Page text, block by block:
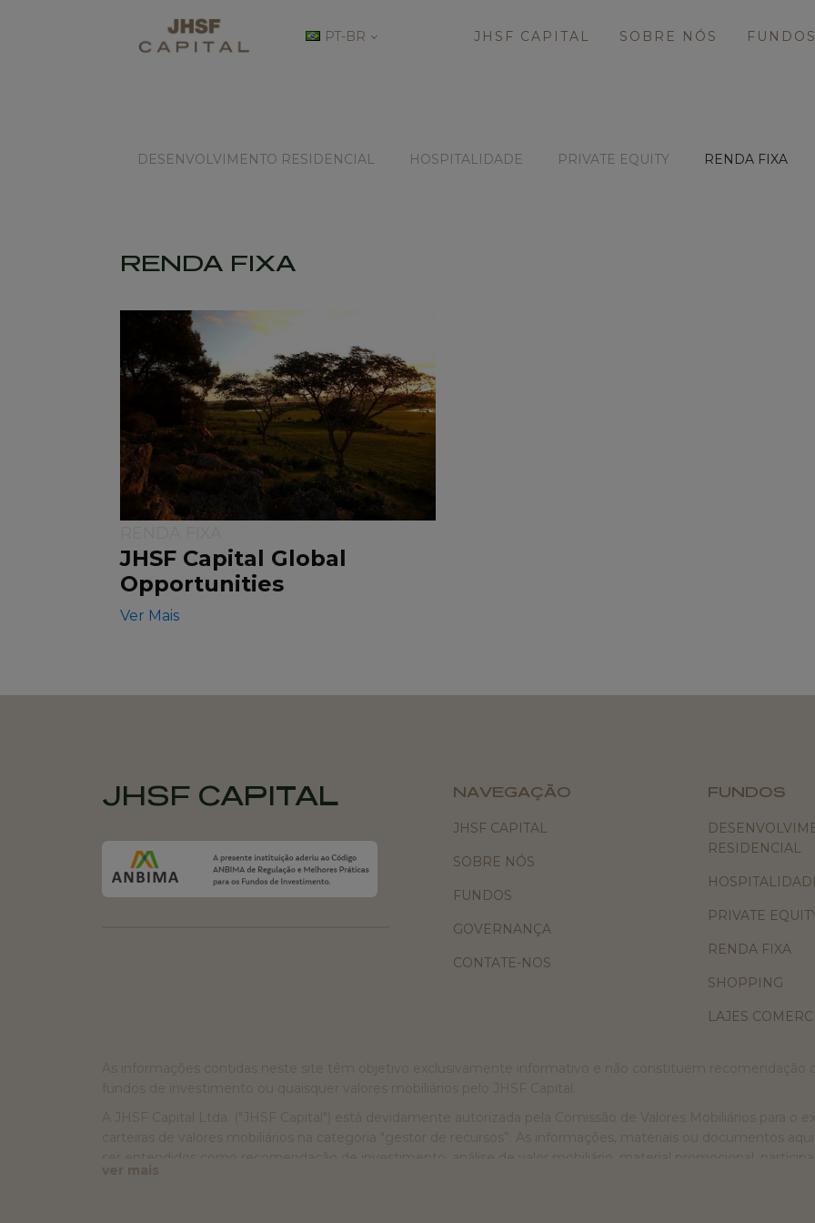
PT-BR JHSF CAPITAL SOBRE NÓS FUNDOS
DESENVOLVIMENTO RESIDENCIAL HOSPITALIDADE PRIVATE EQUITY RENDA FIXA
RENDA FIXA
JHSF Capital Global
Opportunities
Ver Mais
JHSF CAPITAL NAVEGAÇÃO
JHSF CAPITAL
SOBRE NÓS
FUNDOS
GOVERNANÇA
CONTATE-NOS
FUNDOS
RESIDENCIAL
PRIVATE
RENDA FIXA
SHOPPING
LAJES